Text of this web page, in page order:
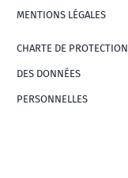
MENTIONS LÉGALES
CHARTE DE PROTECTION
DES DONNÉES
PERSONNELLES